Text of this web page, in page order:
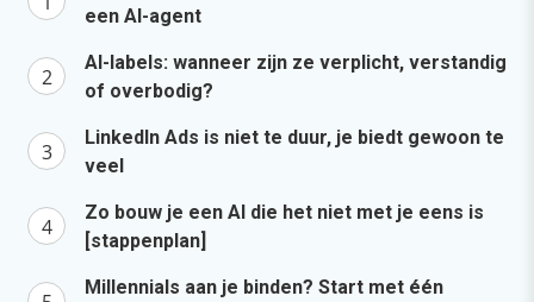
een AI-agent
AI-labels: wanneer zijn ze verplicht, verstandig
of overbodig?
LinkedIn Ads is niet te duur, je biedt gewoon te
veel
Zo bouw je een AI die het niet met je eens is
[stappenplan]
Millennials aan je binden? Start met één